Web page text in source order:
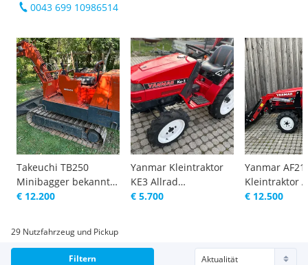
0043 699 10986514
Takeuchi TB250
Minibagger bekannt
auch als TB025 mit
€ 12.200
Yanmar Kleintraktor
KE3 Allrad
Agrarfahrzeug
€ 5.700
Yanmar
Kleintraktor
neuem
€ 12.500
29 Nutzfahrzeug und Pickup
Filtern